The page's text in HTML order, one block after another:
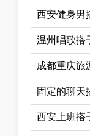
西安健身男
温州唱歌搭
成都重庆旅
固定的聊天
西安上班搭